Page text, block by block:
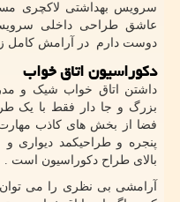
سرویس بهداشتی لاکچری
عاشق طراحی داخلی
دوست دارم در آرامش کامل
دکوراسیون اتاق خواب
داشتن اتاق خواب شیک و
بزرگ و جا دار فقط با یک
فضا از بخش های کاذب
پنجره و طراحیکمد دیواری
بالای طراح دکوراسیون است .
آرامشی بی نظری را می